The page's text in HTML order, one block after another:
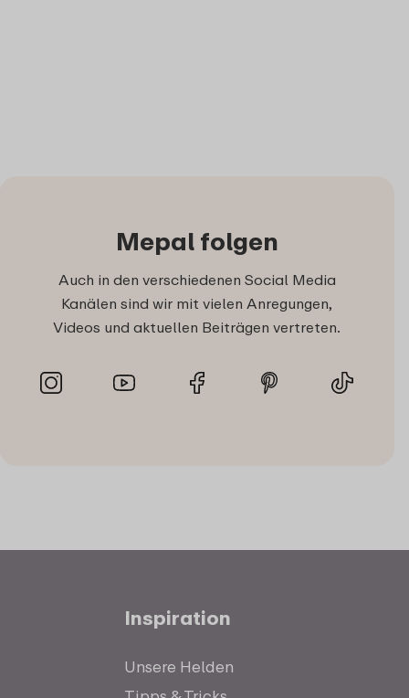
Mepal folgen
Auch in den verschiedenen Social Media
Kanälen sind wir mit vielen Anregungen,
Videos und aktuellen Beiträgen vertreten.
Inspiration
Unsere Helden